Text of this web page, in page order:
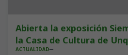
Abierta la exposición
la Casa de Cultura de
ACTUALIDAD